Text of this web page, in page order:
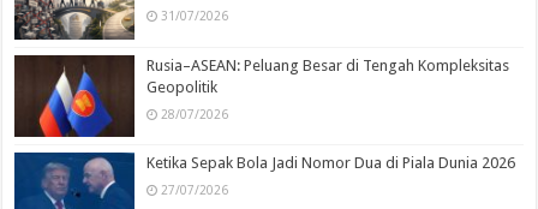
31/07/2026
Rusia–ASEAN: Peluang Besar di Tengah Kompleksitas
Geopolitik
28/07/2026
Ketika Sepak Bola Jadi Nomor Dua di Piala Dunia 2026
27/07/2026